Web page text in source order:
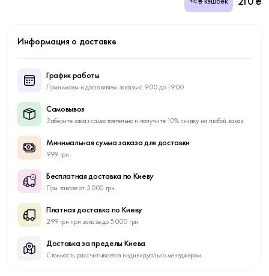
Информация о доставке
График работы
Принимаем и доставляем заказы с 9:00 до 19:00
Самовывоз
Заберите заказ самостоятельно и получите 10% скидку на любой заказ.
Минимальная сумма заказа для доставки
999 грн.
Бесплатная доставка по Киеву
При заказе от 5 000 грн.
Платная доставка по Киеву
299 грн при заказе до 5 000 грн.
Доставка за пределы Киева
Стоимость рассчитывается индивидуально менеджером.